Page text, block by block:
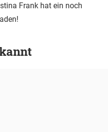
Frank hat ein noch